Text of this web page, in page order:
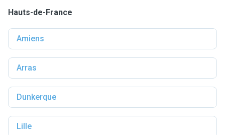
Hauts-de-France
Amiens
Arras
Dunkerque
Lille